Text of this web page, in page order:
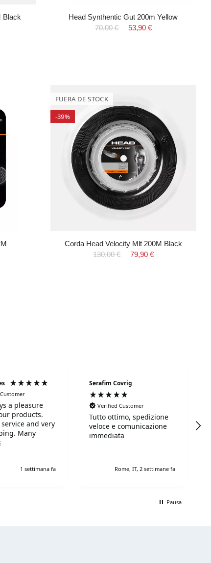
Black
Head Synthentic Gut 200m Yellow
70,00 €
53,90 €
FUERA DE STOCK
-39%
Corda Head Velocity Mlt 200M Black
130,00 €
79,90 €
a pleasure
products.
and very
Many
1 settimana fa
Serafim Covrig
Verified Customer
Tutto ottimo, spedizione
veloce e comunicazione
immediata
Rome, IT, 2 settimane fa
Pausa